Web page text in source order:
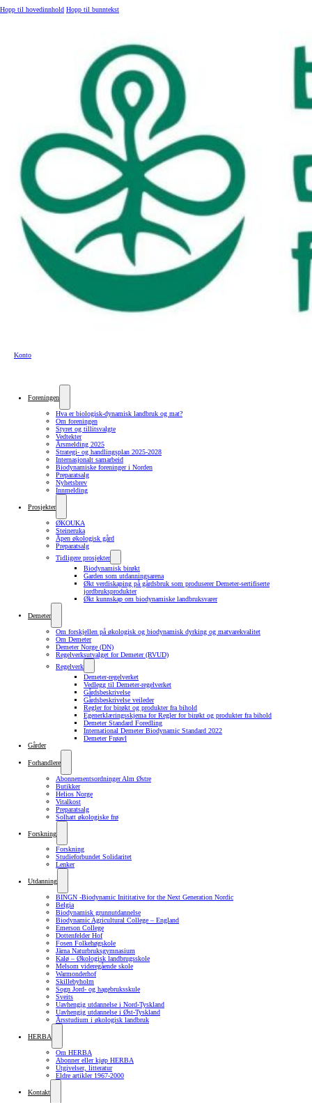
Hopp til hovedinnhold Hopp til bunntekst
Konto
Foreningen
Hva er biologisk-dynamisk landbruk og mat?
Om foreningen
Styret og tillitsvalgte
Vedtekter
Årsmelding 2025
Strategi- og handlingsplan 2025-2028
Internasjonalt samarbeid
Biodynamiske foreninger i Norden
Preparatsalg
Nyhetsbrev
Innmelding
Prosjekter
ØKOUKA
Steineruka
Åpen økologisk gård
Preparatsalg
Tidligere prosjekter
Biodynamisk birøkt
Garden som utdanningsarena
Økt verdiskaping på gårdsbruk som produserer Demeter-sertifiserte
jordbruksprodukter
Økt kunnskap om biodynamiske landbruksvarer
Demeter
Om forskjellen på økologisk og biodynamisk dyrking og matvarekvalitet
Om Demeter
Demeter Norge (DN)
Regelverksutvalget for Demeter (RVUD)
Regelverk
Demeter-regelverket
Vedlegg til Demeter-regelverket
Gårdsbeskrivelse
Gårdsbeskrivelse veileder
Regler for birøkt og produkter fra bihold
Egenerklæringsskjema for Regler for birøkt og produkter fra bihold
Demeter Standard Foredling
International Demeter Biodynamic Standard 2022
Demeter Frøavl
Gårder
Forhandlere
Abonnementsordninger Alm Østre
Butikker
Helios Norge
Vitalkost
Preparatsalg
Solhatt økologiske frø
Forskning
Forskning
Studieforbundet Solidaritet
Lenker
Utdanning
BINGN -Biodynamic Inititative for the Next Generation Nordic
Belgia
Biodynamisk grunnutdannelse
Biodynamic Agricultural College – England
Emerson College
Dottenfelder Hof
Fosen Folkehøgskole
Järna Naturbruksgymnasium
Kalø – Økologisk landbrugsskole
Melsom videregående skole
Warmonderhof
Skillebyholm
Sogn Jord- og hagebruksskule
Sveits
Uavhengig utdannelse i Nord-Tyskland
Uavhengig utdannelse i Øst-Tyskland
Årsstudium i økologisk landbruk
HERBA
Om HERBA
Abonner eller kjøp HERBA
Utgivelser, litteratur
Eldre artikler 1967-2000
Kontakt